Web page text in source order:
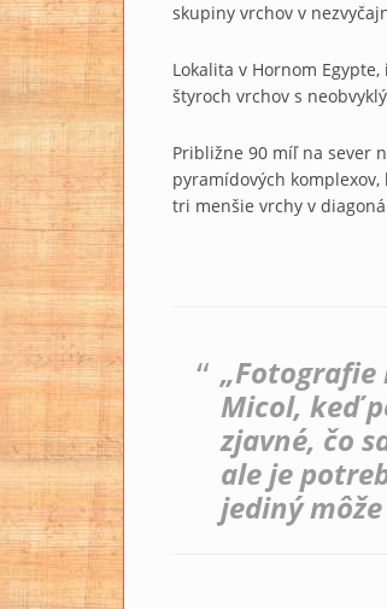
skupiny vrchov v
Lokalita v Hornom
štyroch vrchov s
Približne 90 míľ na sever
pyramídových
tri menšie vrchy v
„Fotografie
Micol, keď
zjavné, čo
ale je
jediný